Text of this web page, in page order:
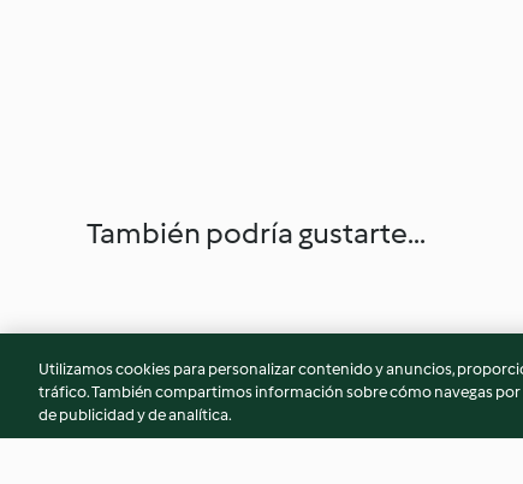
También podría gustarte...
Utilizamos cookies para personalizar contenido y anuncios,
tráfico. También compartimos información sobre cómo navegas
de publicidad y de analítica.